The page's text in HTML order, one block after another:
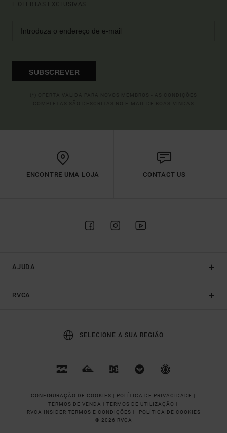
E OFERTAS EXCLUSIVAS.
SUBSCREVER
ENCONTRE UMA LOJA CONTACT US
AJUDA
RVCA
SELECIONE A SUA REGIÃO
CONFIGURAÇÃO DE COOKIES | POLÍTICA DE PRIVACIDADE |
TERMOS DE VENDA | TERMOS DE UTILIZAÇÂO |
RVCA INSIDER TERMOS E CONDIÇÕES |
POLÍTICA DE COOKIES
© 2026 RVCA